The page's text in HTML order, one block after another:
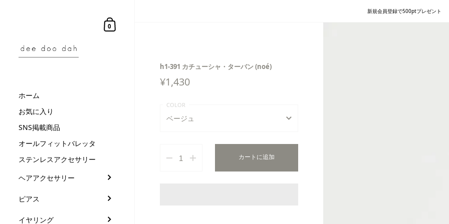
ショッピングカート
0
ホーム
お気に入り
SNS掲載商品
オールフィットバレッタ
ステンレスアクセサリー
ヘアアクセサリー
ピアス
イヤリング
新規会員登録で500ptプレゼント
h1-391 カチューシャ・ターバン (noé)
¥1,430
ベージュ
ピンク カートに追加